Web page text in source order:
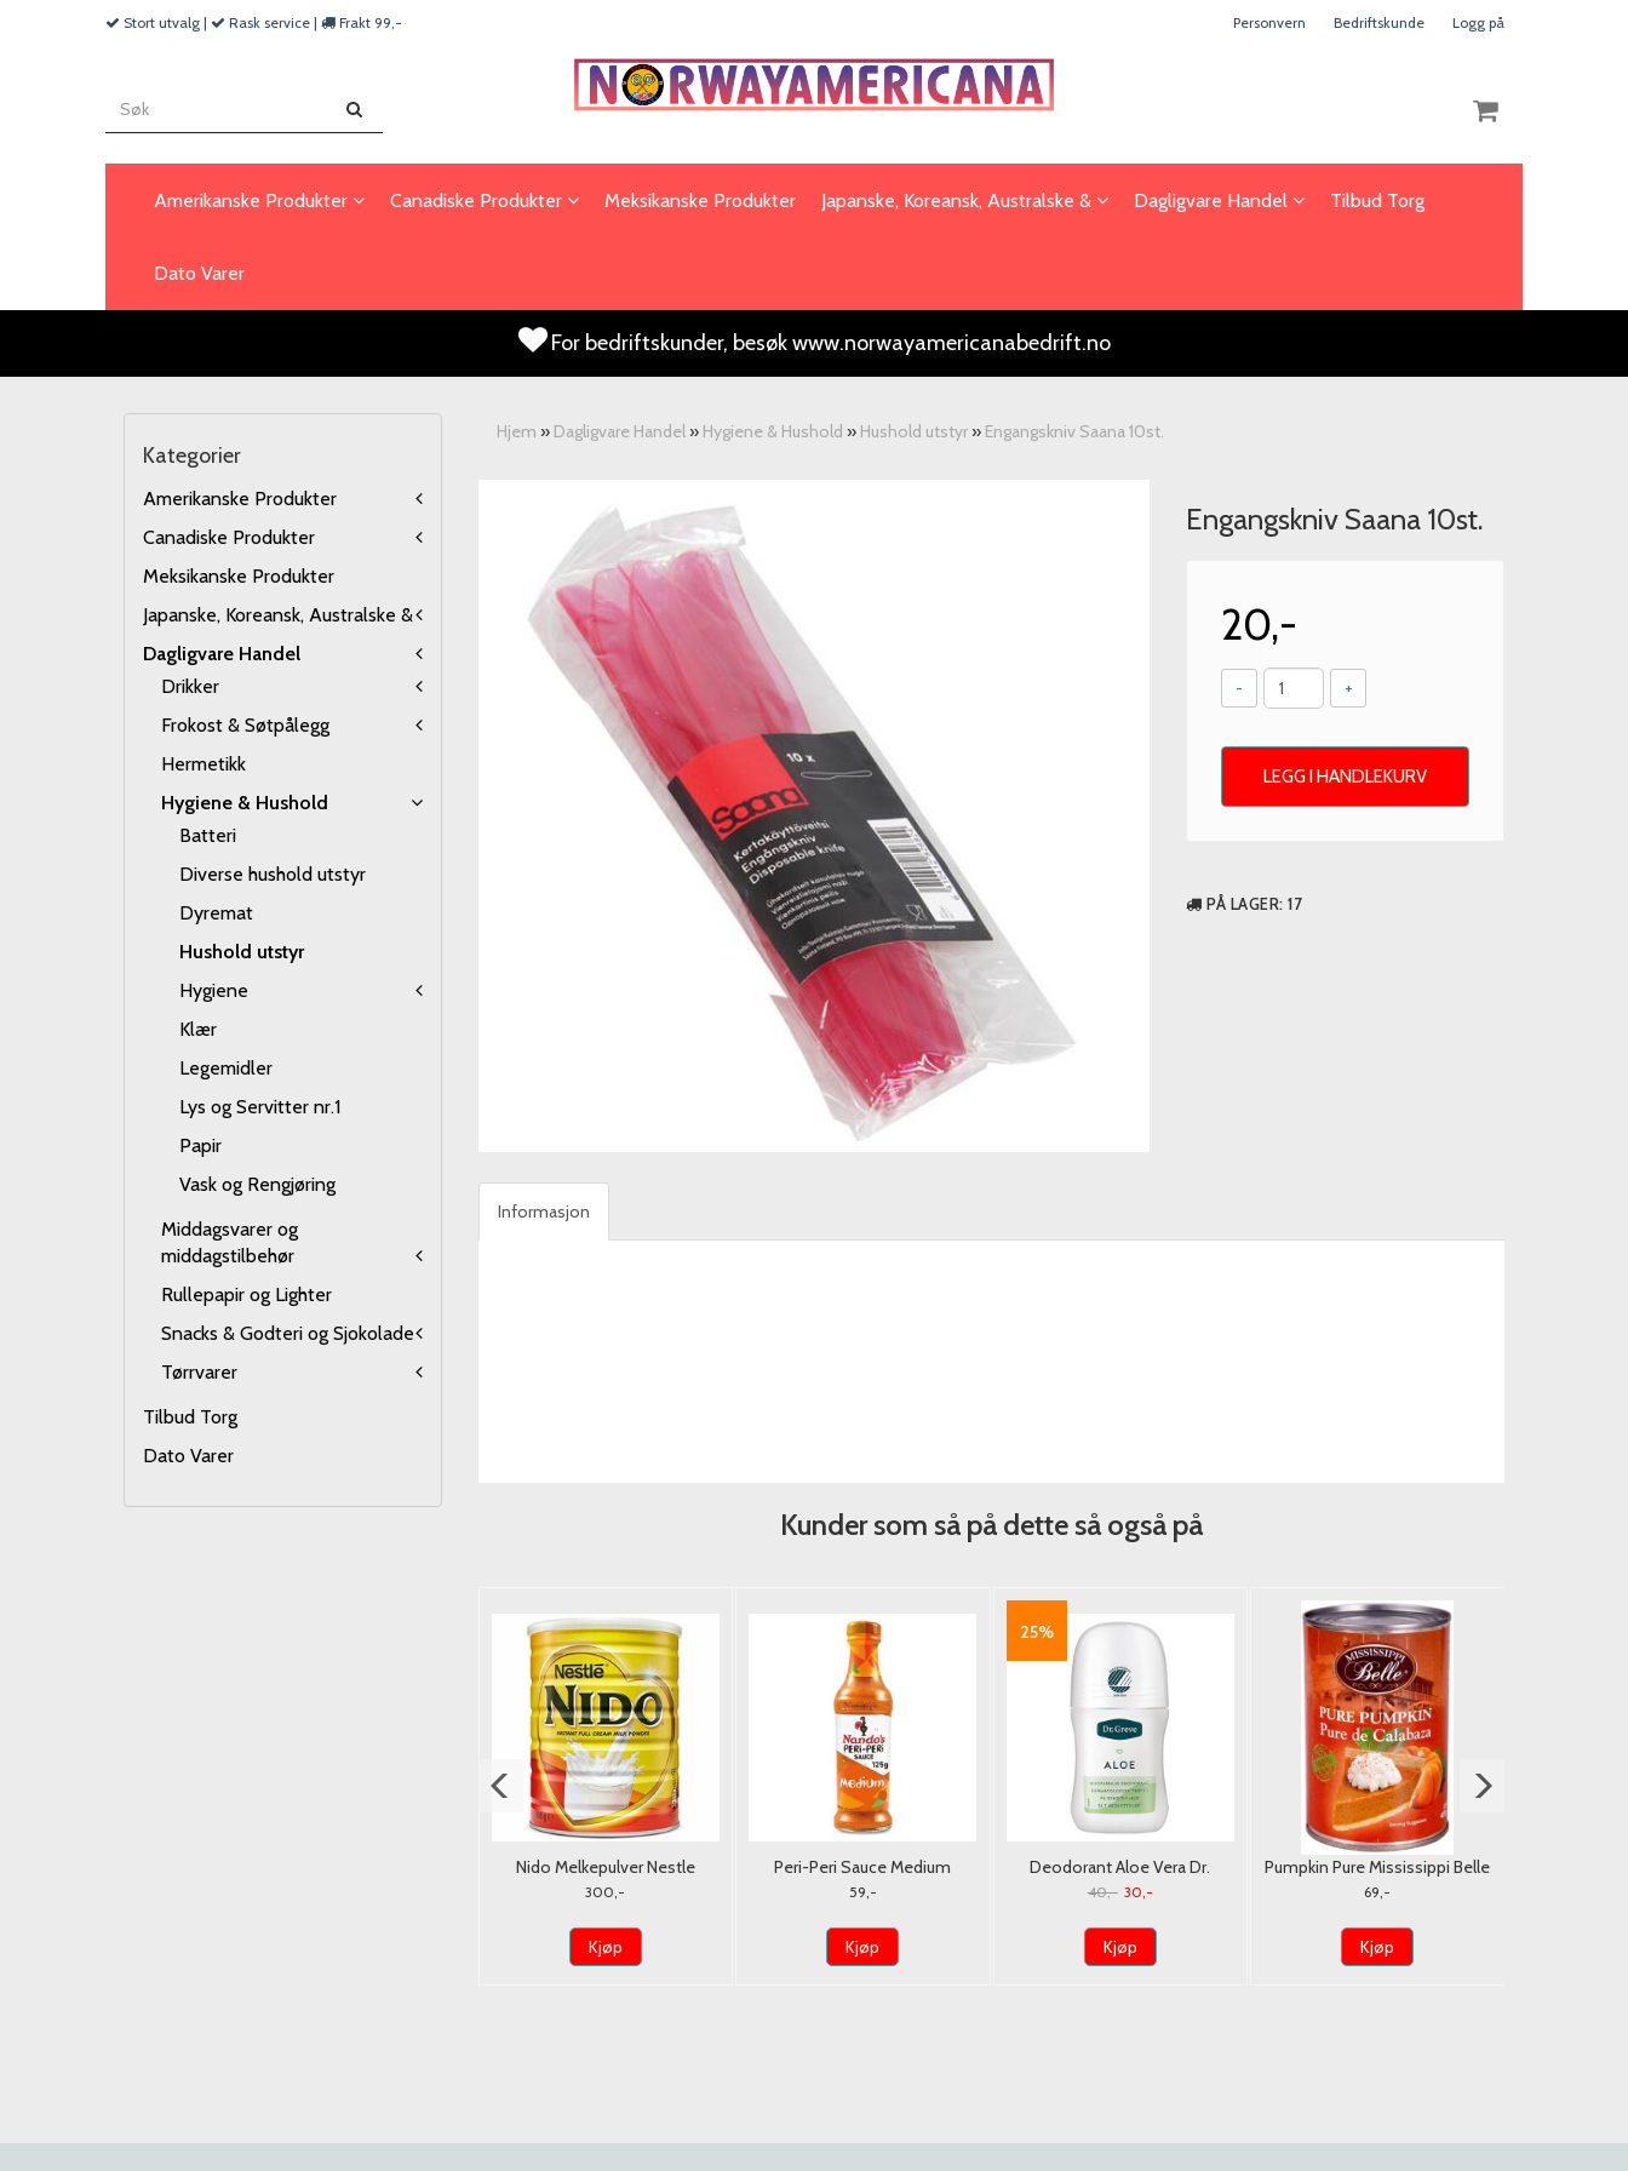
Stort utvalg | Rask service | Frakt 99,- Personvern Bedriftskunde Logg på
Amerikanske Produkter Canadiske Produkter Meksikanske Produkter Japanske, Koreansk, Australske & Dagligvare Handel Tilbud Torg
Dato Varer
For bedriftskunder, besøk www.norwayamericanabedrift.no
Kategorier
Amerikanske Produkter
Canadiske Produkter
Meksikanske Produkter
Japanske, Koreansk, Australske &
Dagligvare Handel
Drikker
Frokost & Søtpålegg
Hermetikk
Hygiene & Hushold
Batteri
Diverse hushold utstyr
Dyremat
Hushold utstyr
Hygiene
Klær
Legemidler
Lys og Servitter nr.1
Papir
Vask og Rengjøring
Middagsvarer og
middagstilbehør
Rullepapir og Lighter
Snacks & Godteri og Sjokolade
Tørrvarer
Tilbud Torg
Dato Varer
Hjem » Dagligvare Handel» Hygiene & Hushold » Hushold utstyr» Engangskniv Saana 10st.
Engangskniv Saana 10st.
20,-
- +
LEGG I HANDLEKURV
PÅ LAGER: 17
Informasjon
Kunder som så på dette så også på
Nido Melkepulver Nestle
900G. (Tørrmelk)
300,-
Kjøp
Peri-Peri Sauce Medium
Nando's 125g.
59,-
Kjøp
25%
Deodorant Aloe Vera Dr.
Greve 50ml.
40,- 30,-
Kjøp
Pumpkin Pure Mississippi Belle
425g. USA
69,-
Kjøp